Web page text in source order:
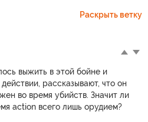
Раскрыть ветку
выжить в этой бойне и
рассказывают, что он
во время убийств. Значит ли
action всего лишь орудием?